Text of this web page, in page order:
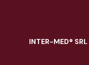
INTER-MED® SRL